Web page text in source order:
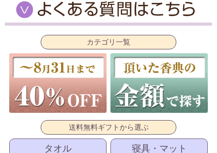
カテゴリ一覧
送料無料ギフトから選ぶ
タオル 寝具・マット